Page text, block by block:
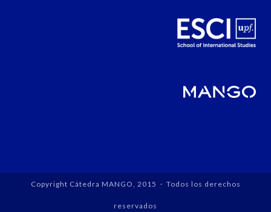
Copyright Cátedra MANGO, 2015 · Todos los derechos
reservados